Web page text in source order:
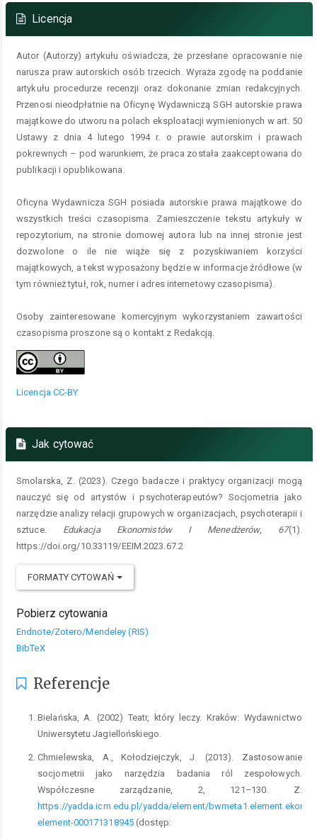
artykułu
Licencja
Autor (Autorzy) artykułu oświadcza, że przesłane opracowanie nie
narusza praw autorskich osób trzecich. Wyraża zgodę na poddanie
artykułu procedurze recenzji oraz dokonanie zmian redakcyjnych.
Przenosi nieodpłatnie na Oficynę Wydawniczą SGH autorskie prawa
majątkowe do utworu na polach eksploatacji wymienionych w art. 50
Ustawy z dnia 4 lutego 1994 r. o prawie autorskim i prawach
pokrewnych – pod warunkiem, że praca została zaakceptowana do
publikacji i opublikowana.
Oficyna Wydawnicza SGH posiada autorskie prawa majątkowe do
wszystkich treści czasopisma. Zamieszczenie tekstu artykuły w
repozytorium, na stronie domowej autora lub na innej stronie jest
dozwolone o ile nie wiąże się z pozyskiwaniem korzyści
majątkowych, a tekst wyposażony będzie w informacje źródłowe (w
tym również tytuł, rok, numer i adres internetowy czasopisma).
Osoby zainteresowane komercyjnym wykorzystaniem zawartości
czasopisma proszone są o kontakt z Redakcją.
Licencja CC-BY
Jak cytować
Smolarska, Z. (2023). Czego badacze i praktycy organizacji mogą
nauczyć się od artystów i psychoterapeutów? Socjometria jako
narzędzie analizy relacji grupowych w organizacjach, psychoterapii i
sztuce. Edukacja Ekonomistów I Menedżerów, 67(1).
https://doi.org/10.33119/EEIM.2023.67.2
FORMATY CYTOWAŃ
Pobierz cytowania
Endnote/Zotero/Mendeley (RIS)
BibTeX
Referencje
Bielańska, A. (2002) Teatr, który leczy. Kraków: Wydawnictwo
Uniwersytetu Jagiellońskiego.
Chmielewska, A., Kołodziejczyk, J. (2013). Zastosowanie
socjometrii jako narzędzia badania ról zespołowych.
Współczesne zarządzanie, 2, 121–130. Z:
https://yadda.icm.edu.pl/yadda/element/bwmeta1.element.ekon-
element-000171318945 (dostęp: